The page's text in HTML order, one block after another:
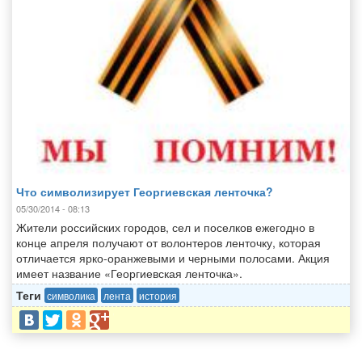
Что символизирует Георгиевская ленточка?
05/30/2014 - 08:13
Жители российских городов, сел и поселков ежегодно в
конце апреля получают от волонтеров ленточку, которая
отличается ярко-оранжевыми и черными полосами. Акция
имеет название «Георгиевская ленточка».
Теги символика лента история